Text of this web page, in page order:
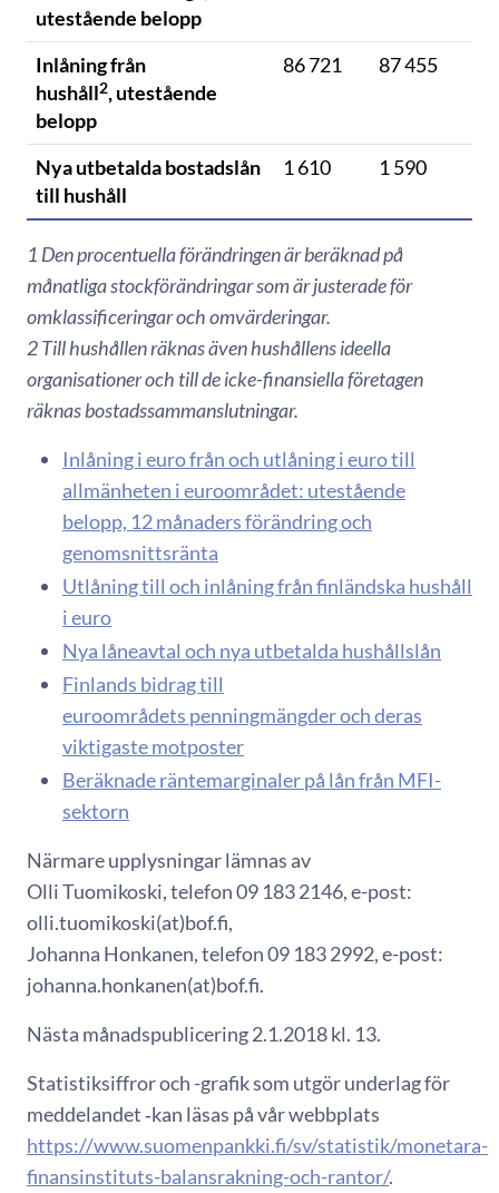
utestående belopp
Inlåning från
hushåll2, utestående
belopp
86 721 87 455
Nya utbetalda bostadslån
till hushåll
1 610 1 590
1 Den procentuella förändringen är beräknad på
månatliga stockförändringar som är justerade för
omklassificeringar och omvärderingar.
2 Till hushållen räknas även hushållens ideella
organisationer och till de icke-finansiella företagen
räknas bostadssammanslutningar.
Inlåning i euro från och utlåning i euro till
allmänheten i euroområdet: utestående
belopp, 12 månaders förändring och
genomsnittsränta
Utlåning till och inlåning från finländska hushåll
i euro
Nya låneavtal och nya utbetalda hushållslån
Finlands bidrag till
euroområdets penningmängder och deras
viktigaste motposter
Beräknade räntemarginaler på lån från MFI-
sektorn
Närmare upplysningar lämnas av
Olli Tuomikoski, telefon 09 183 2146, e-post:
olli.tuomikoski(at)bof.fi,
Johanna Honkanen, telefon 09 183 2992, e-post:
johanna.honkanen(at)bof.fi.
Nästa månadspublicering 2.1.2018 kl. 13.
Statistiksiffror och -grafik som utgör underlag för
meddelandet ‑kan läsas på vår webbplats
https://www.suomenpankki.fi/sv/statistik/monetara-
finansinstituts-balansrakning-och-rantor/.